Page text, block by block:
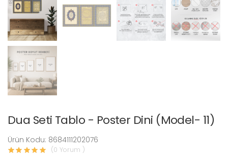
Dua Seti Tablo - Poster Dini (Model- 11)
Ürün Kodu: 8684111202076
(0 Yorum )